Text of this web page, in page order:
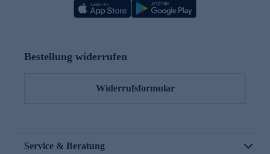
Bestellung widerrufen
Widerrufsformular
Service & Beratung